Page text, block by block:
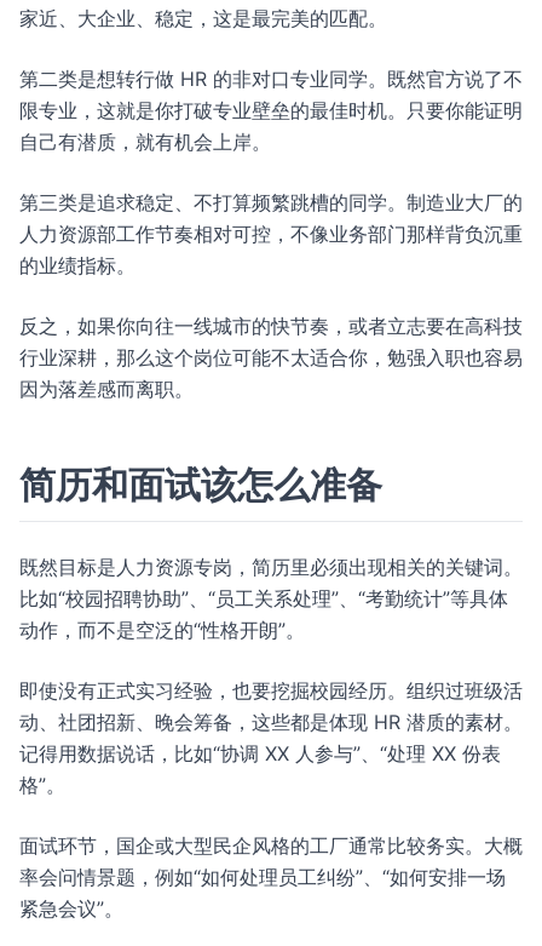
家近、大企业、稳定，这是最完美的匹配。
第二类是想转行做 HR 的非对口专业同学。既然官方说了不
限专业，这就是你打破专业壁垒的最佳时机。只要你能证明
自己有潜质，就有机会上岸。
第三类是追求稳定、不打算频繁跳槽的同学。制造业大厂的
人力资源部工作节奏相对可控，不像业务部门那样背负沉重
的业绩指标。
反之，如果你向往一线城市的快节奏，或者立志要在高科技
行业深耕，那么这个岗位可能不太适合你，勉强入职也容易
因为落差感而离职。
简历和面试该怎么准备
既然目标是人力资源专岗，简历里必须出现相关的关键词。
比如“校园招聘协助”、“员工关系处理”、“考勤统计”等具体
动作，而不是空泛的“性格开朗”。
即使没有正式实习经验，也要挖掘校园经历。组织过班级活
动、社团招新、晚会筹备，这些都是体现 HR 潜质的素材。
记得用数据说话，比如“协调 XX 人参与”、“处理 XX 份表
格”。
面试环节，国企或大型民企风格的工厂通常比较务实。大概
率会问情景题，例如“如何处理员工纠纷”、“如何安排一场
紧急会议”。